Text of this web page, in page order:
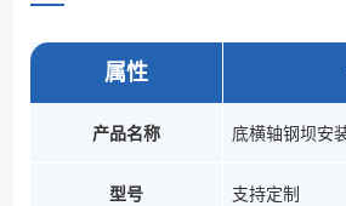
参数
属性
产品名称
型号 支持定制